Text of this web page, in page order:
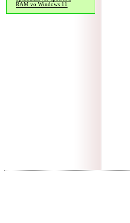
RAM vo Windows 11